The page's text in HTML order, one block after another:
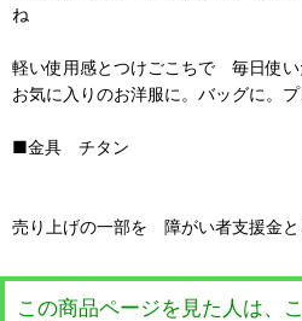
ね
軽い使用感とつけごこちで 毎日使い
お気に入りのお洋服に。バッグに。プ
■金具 チタン
売り上げの一部を 障がい者支援金と
この商品ページを見た人は、